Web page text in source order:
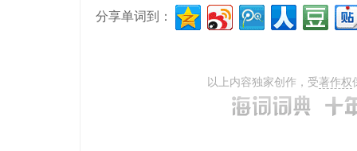
分享单词到：
以上内容独家创作，受著作权